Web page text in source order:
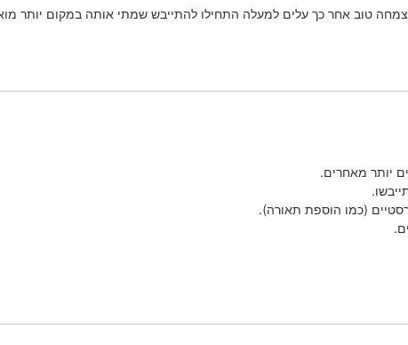
טוב אחר כך עלים למעלה התחילו להתייבש שמתי אותה במקום יותר
יותר מאחרים.
(כמו הוספת תאורה).